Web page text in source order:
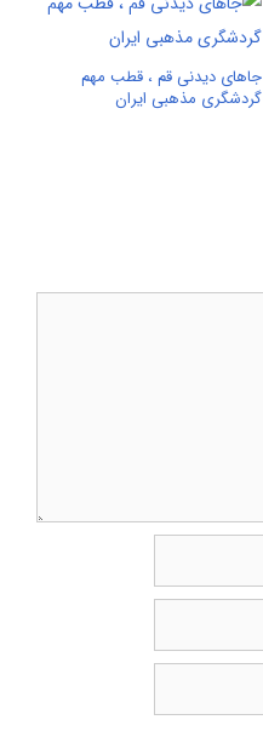
جاهای دیدنی قم ، قطب مهم
گردشگری مذهبی ایران